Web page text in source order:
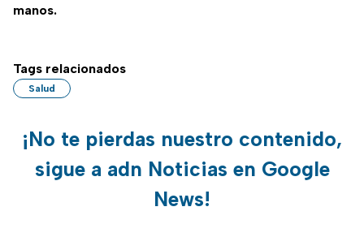
manos.
Tags relacionados
Salud
¡No te pierdas nuestro contenido,
sigue a adn Noticias en Google
News!